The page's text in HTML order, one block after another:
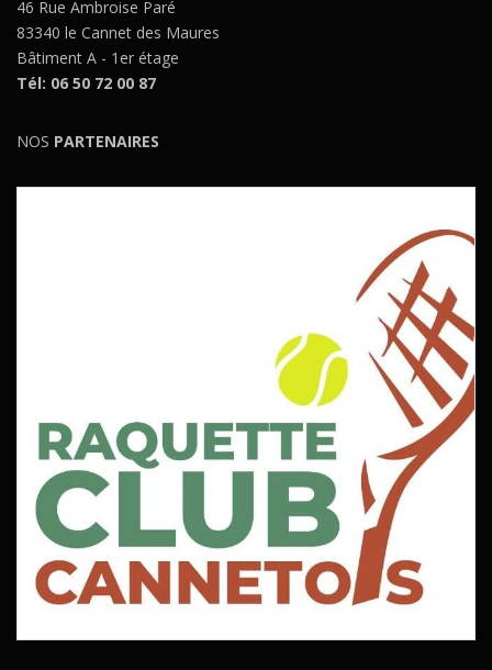
46 Rue Ambroise Paré
83340 le Cannet des Maures
Bâtiment A - 1er étage
Tél: 06 50 72 00 87
NOS PARTENAIRES